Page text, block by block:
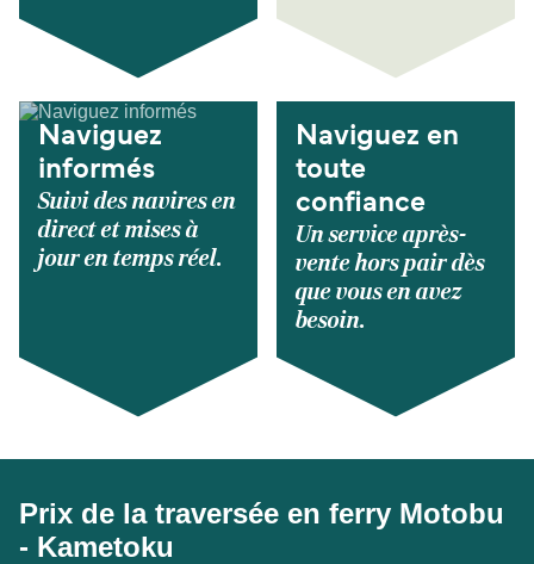
Naviguez
informés
Suivi des navires en
direct et mises à
jour en temps réel.
Naviguez en
toute
confiance
Un service après-
vente hors pair dès
que vous en avez
besoin.
Prix de la traversée en ferry Motobu
- Kametoku